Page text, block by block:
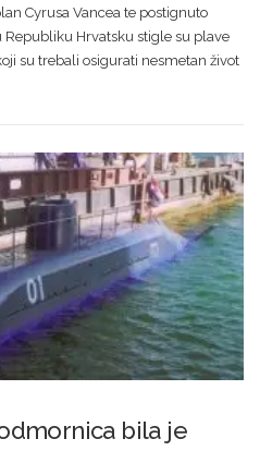
Cyrusa Vancea te postignuto
Hrvatsku stigle su plave
su trebali osigurati nesmetan život
bila je